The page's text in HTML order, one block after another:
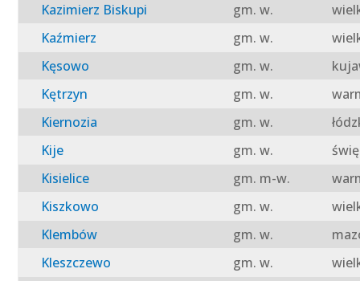
Kazimierz Biskupi
gm. w.
Kaźmierz
gm. w.
Kęsowo
gm. w.
Kętrzyn
gm. w.
Kiernozia
gm. w.
Kije
gm. w.
Kisielice
gm. m-w.
Kiszkowo
gm. w.
Klembów
gm. w.
Kleszczewo
gm. w.